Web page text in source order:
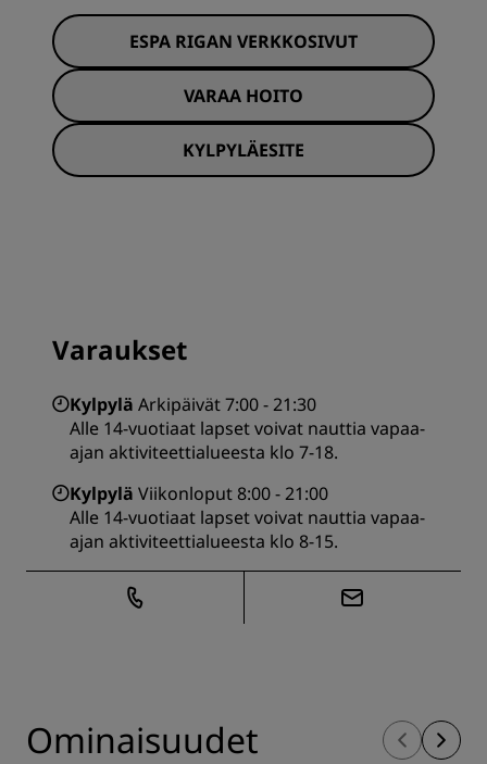
ESPA RIGAN VERKKOSIVUT
VARAA HOITO
KYLPYLÄESITE
Varaukset
Kylpylä Arkipäivät 7:00 - 21:30
Alle 14-vuotiaat lapset voivat nauttia vapaa-
ajan aktiviteettialueesta klo 7-18.
Kylpylä Viikonloput 8:00 - 21:00
Alle 14-vuotiaat lapset voivat nauttia vapaa-
ajan aktiviteettialueesta klo 8-15.
Ominaisuudet